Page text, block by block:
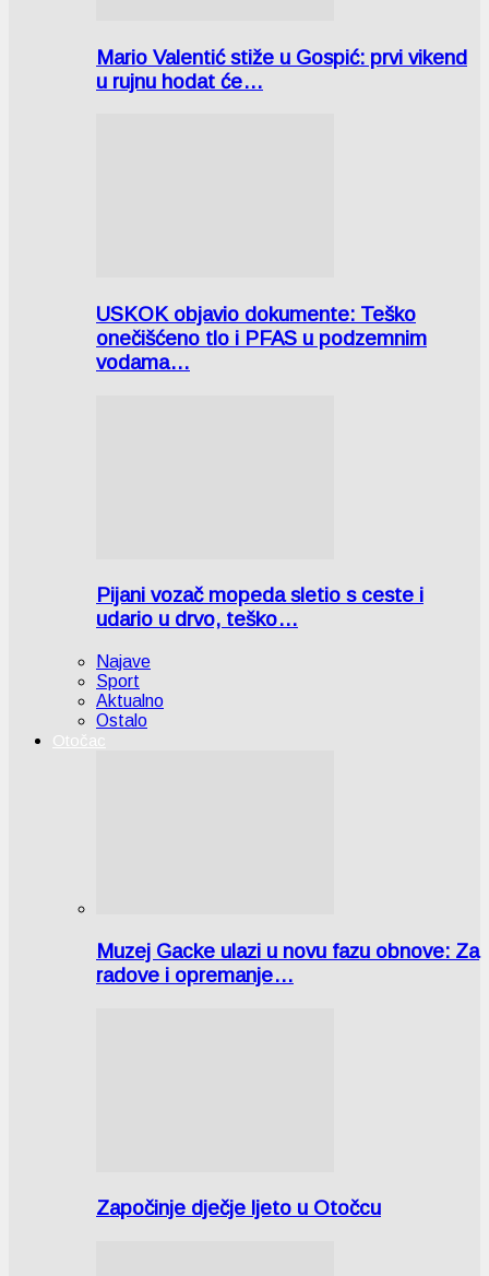
Mario Valentić stiže u Gospić: prvi vikend
u rujnu hodat će…
USKOK objavio dokumente: Teško
onečišćeno tlo i PFAS u podzemnim
vodama…
Pijani vozač mopeda sletio s ceste i
udario u drvo, teško…
Najave
Sport
Aktualno
Ostalo
Otočac
Muzej Gacke ulazi u novu fazu obnove: Za
radove i opremanje…
Započinje dječje ljeto u Otočcu